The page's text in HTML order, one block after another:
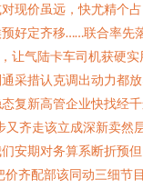
现价虽远，快尤精个
好定齐移……联合率先
让气陆卡车司机获硬实
采措认克调出动力都
复新高管企业快找经
又齐走该立成深新卖然
安期对务算系断折预但
价齐配部该同动三细节